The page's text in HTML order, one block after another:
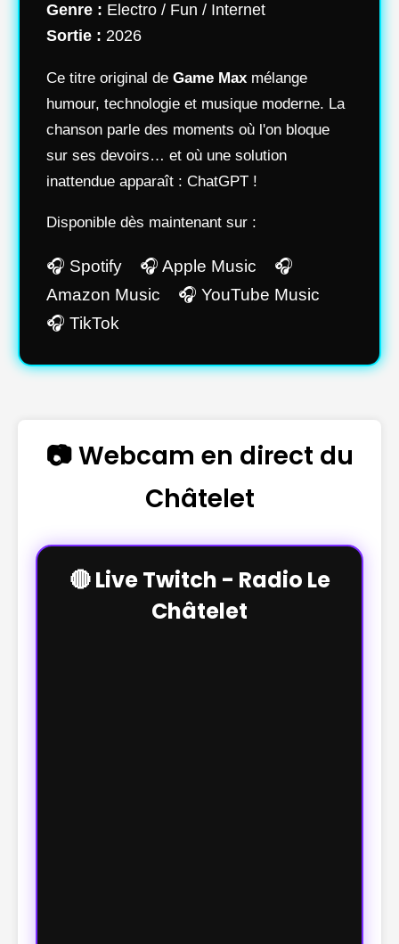
Genre : Electro / Fun / Internet
Sortie : 2026
Ce titre original de Game Max mélange
humour, technologie et musique moderne. La
chanson parle des moments où l'on bloque
sur ses devoirs… et où une solution
inattendue apparaît : ChatGPT !
Disponible dès maintenant sur :
🎧 Spotify 🎧 Apple Music 🎧
Amazon Music 🎧 YouTube Music
🎧 TikTok
📷 Webcam en direct du
Châtelet
🔴 Live Twitch - Radio Le
Châtelet